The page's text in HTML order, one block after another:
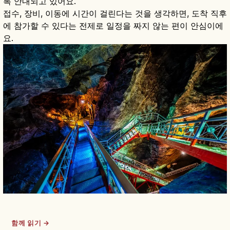
접수, 장비, 이동에 시간이 걸린다는 것을 생각하면, 도착 직후
에 참가할 수 있다는 전제로 일정을 짜지 않는 편이 안심이에
요.
함께 읽기 →